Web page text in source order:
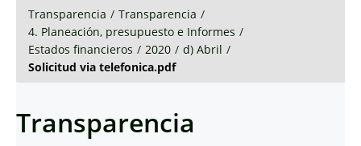
Transparencia / Transparencia /
4. Planeación, presupuesto e Informes /
Estados financieros / 2020 / d) Abril /
Solicitud via telefonica.pdf
Transparencia